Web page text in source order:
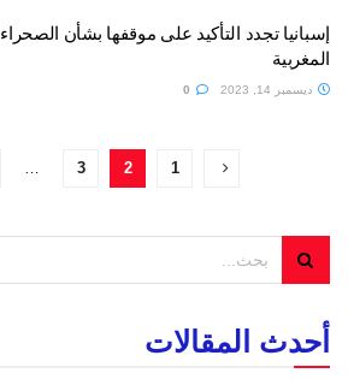
إسبانيا تجدد التأكيد على موقفها بشأن الصحراء
المغربية
ديسمبر 14, 2023
1
2
3
أحدث المقالات